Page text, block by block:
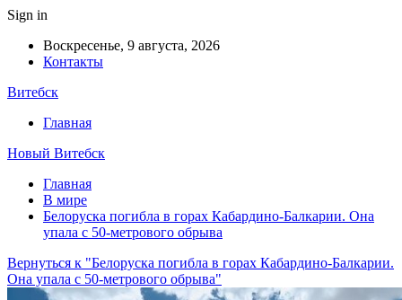
Sign in
Воскресенье, 9 августа, 2026
Контакты
Витебск
Главная
Новый Витебск
Главная
В мире
Белоруска погибла в горах Кабардино-Балкарии. Она
упала с 50-метрового обрыва
Вернуться к "Белоруска погибла в горах Кабардино-Балкарии.
Она упала с 50-метрового обрыва"